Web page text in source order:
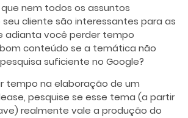
nem todos os assuntos
cliente são interessantes para as
adianta você perder tempo
conteúdo se a temática não
suficiente no Google?
tempo na elaboração de um
pesquise se esse tema (a partir
realmente vale a produção do